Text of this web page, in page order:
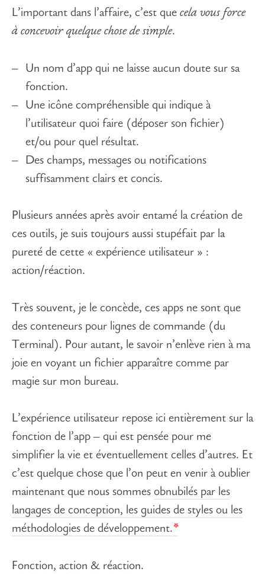
L’important dans l’affaire, c’est que cela vous force
à concevoir quelque chose de simple.
Un nom d’app qui ne laisse aucun doute sur sa
fonction.
Une icône compréhensible qui indique à
l’utilisateur quoi faire (déposer son fichier)
et/ou pour quel résultat.
Des champs, messages ou notifications
suffisamment clairs et concis.
Plusieurs années après avoir entamé la création de
ces outils, je suis toujours aussi stupéfait par la
pureté de cette « expérience utilisateur » :
action/réaction.
Très souvent, je le concède, ces apps ne sont que
des conteneurs pour lignes de commande (du
Terminal). Pour autant, le savoir n’enlève rien à ma
joie en voyant un fichier apparaître comme par
magie sur mon bureau.
L’expérience utilisateur repose ici entièrement sur la
fonction de l’app – qui est pensée pour me
simplifier la vie et éventuellement celles d’autres. Et
c’est quelque chose que l’on peut en venir à oublier
maintenant que nous sommes obnubilés par les
langages de conception, les guides de styles ou les
méthodologies de développement.
Fonction, action & réaction.